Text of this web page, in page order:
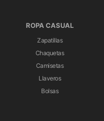
ROPA CASUAL
Zapatillas
Chaquetas
Camisetas
Llaveros
Bolsas